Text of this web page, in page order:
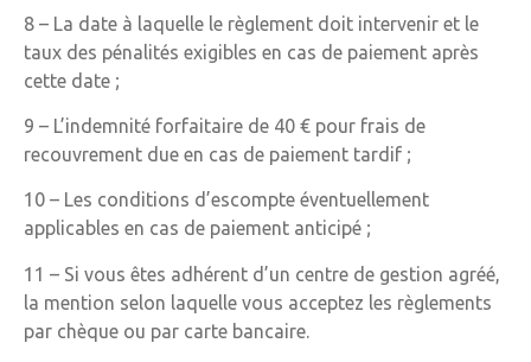
8 – La date à laquelle le règlement doit intervenir et le
taux des pénalités exigibles en cas de paiement après
cette date ;
9 – L’indemnité forfaitaire de 40 € pour frais de
recouvrement due en cas de paiement tardif ;
10 – Les conditions d’escompte éventuellement
applicables en cas de paiement anticipé ;
11 – Si vous êtes adhérent d’un centre de gestion agréé,
la mention selon laquelle vous acceptez les règlements
par chèque ou par carte bancaire.